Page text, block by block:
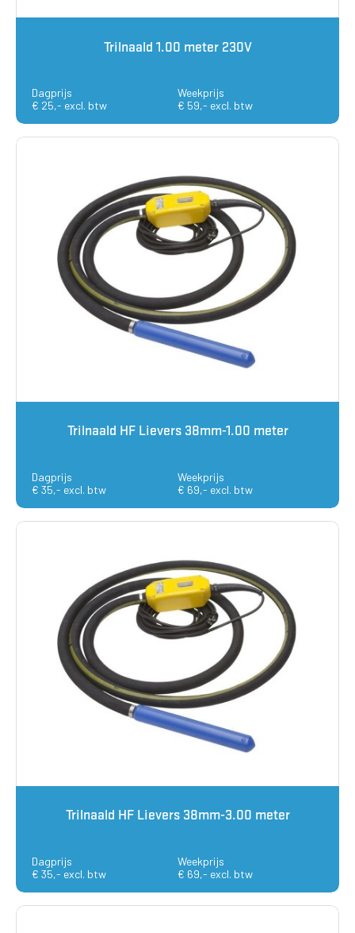
Trilnaald 1.00 meter 230V
Dagprijs
€ 25,- excl. btw
Weekprijs
€ 59,- excl. btw
Trilnaald HF Lievers 38mm-1.00 meter
Dagprijs
€ 35,- excl. btw
Weekprijs
€ 69,- excl. btw
Trilnaald HF Lievers 38mm-3.00 meter
Dagprijs
€ 35,- excl. btw
Weekprijs
€ 69,- excl. btw